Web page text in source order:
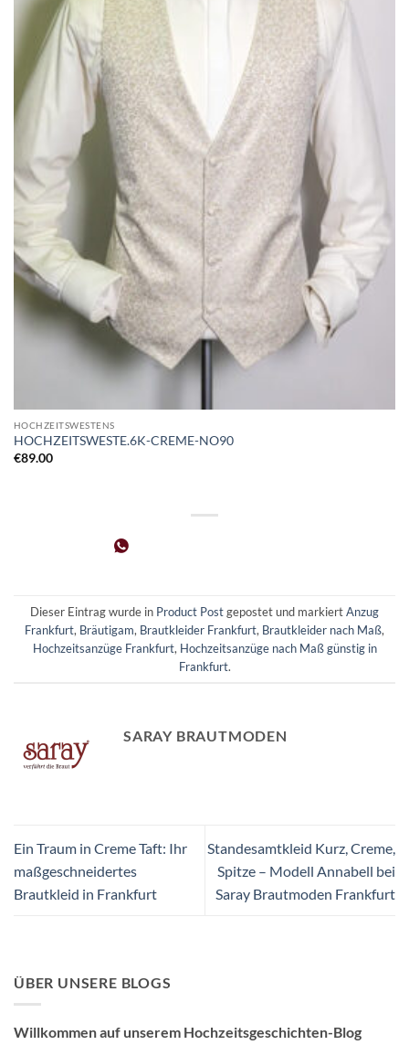
HOCHZEITSWESTENS
HOCHZEITSWESTE.6K-CREME-NO90
€89.00
Dieser Eintrag wurde in Product Postgepostet und markiertAnzug
Frankfurt, Bräutigam, Brautkleider Frankfurt, Brautkleider nach Maß,
Hochzeitsanzüge Frankfurt, Hochzeitsanzüge nach Maß günstig in
Frankfurt.
SARAY BRAUTMODEN
Ein Traum in Creme Taft: Ihr
maßgeschneidertes
Brautkleid in Frankfurt
Standesamtkleid Kurz, Creme,
Spitze – Modell Annabell bei
Saray Brautmoden Frankfurt
ÜBER UNSERE BLOGS
Willkommen auf unserem Hochzeitsgeschichten-Blog